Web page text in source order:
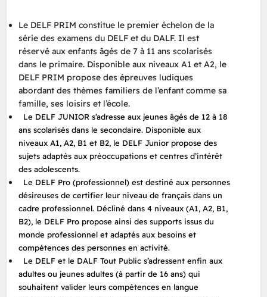
Le DELF PRIM constitue le premier échelon de la
série des examens du DELF et du DALF. Il est
réservé aux enfants âgés de 7 à 11 ans scolarisés
dans le primaire. Disponible aux niveaux A1 et A2, le
DELF PRIM propose des épreuves ludiques
abordant des thèmes familiers de l’enfant comme sa
famille, ses loisirs et l’école.
Le DELF JUNIOR s’adresse aux jeunes âgés de 12 à 18
ans scolarisés dans le secondaire. Disponible aux
niveaux A1, A2, B1 et B2, le DELF Junior propose des
sujets adaptés aux préoccupations et centres d’intérêt
des adolescents.
Le DELF Pro (professionnel) est destiné aux personnes
désireuses de certifier leur niveau de français dans un
cadre professionnel. Décliné dans 4 niveaux (A1, A2, B1,
B2), le DELF Pro propose ainsi des supports issus du
monde professionnel et adaptés aux besoins et
compétences des personnes en activité.
Le DELF et le DALF Tout Public s’adressent enfin aux
adultes ou jeunes adultes (à partir de 16 ans) qui
souhaitent valider leurs compétences en langue